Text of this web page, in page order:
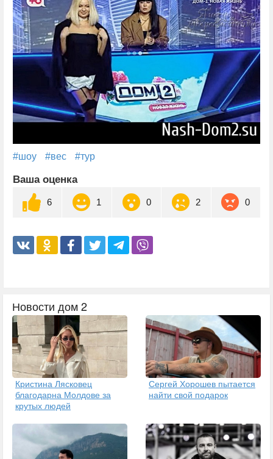
#шоу #вес #тур
Ваша оценка
6 1 0 2 0
Новости дом 2
Кристина Лясковец
благодарна Молдове за
крутых людей
Сергей Хорошев пытается
найти свой подарок